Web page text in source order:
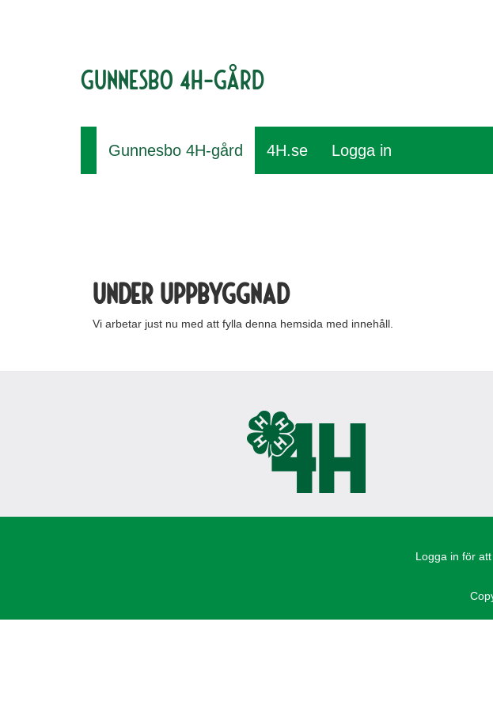
Gunnesbo 4H-gård
Gunnesbo 4H-gård 4H.se Logga in
Under uppbyggnad
Vi arbetar just nu med att fylla denna hemsida med innehåll.
Logga in för